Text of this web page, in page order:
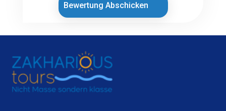
Bewertung Abschicken